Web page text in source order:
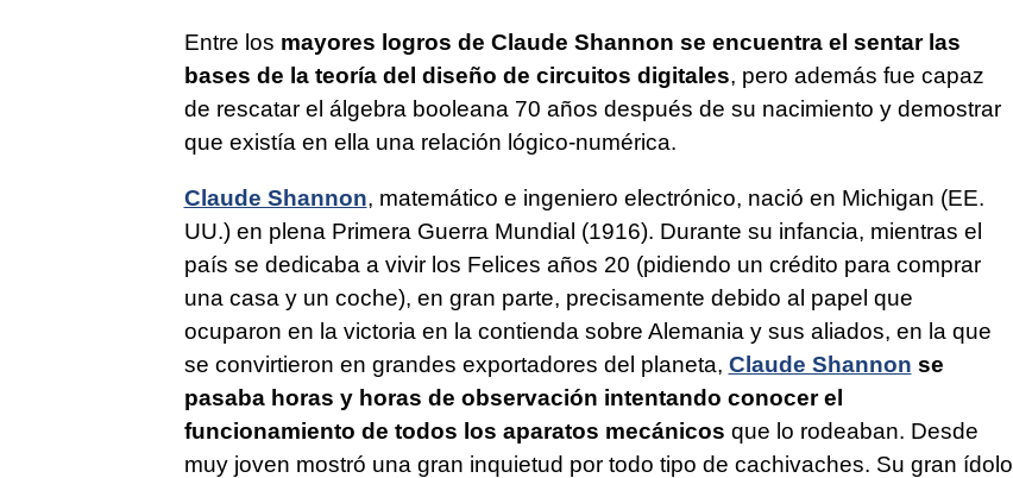
Entre los mayores logros de Claude Shannon se encuentra el sentar las
bases de la teoría del diseño de circuitos digitales, pero además fue capaz
de rescatar el álgebra booleana 70 años después de su nacimiento y demostrar
que existía en ella una relación lógico-numérica.
Claude Shannon, matemático e ingeniero electrónico, nació en Michigan (EE.
UU.) en plena Primera Guerra Mundial (1916). Durante su infancia, mientras el
país se dedicaba a vivir los Felices años 20 (pidiendo un crédito para comprar
una casa y un coche), en gran parte, precisamente debido al papel que
ocuparon en la victoria en la contienda sobre Alemania y sus aliados, en la que
se convirtieron en grandes exportadores del planeta, Claude Shannon se
pasaba horas y horas de observación intentando conocer el
funcionamiento de todos los aparatos mecánicos que lo rodeaban. Desde
muy joven mostró una gran inquietud por todo tipo de cachivaches. Su gran ídolo